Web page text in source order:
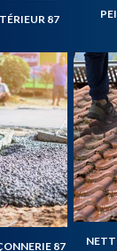
87
87